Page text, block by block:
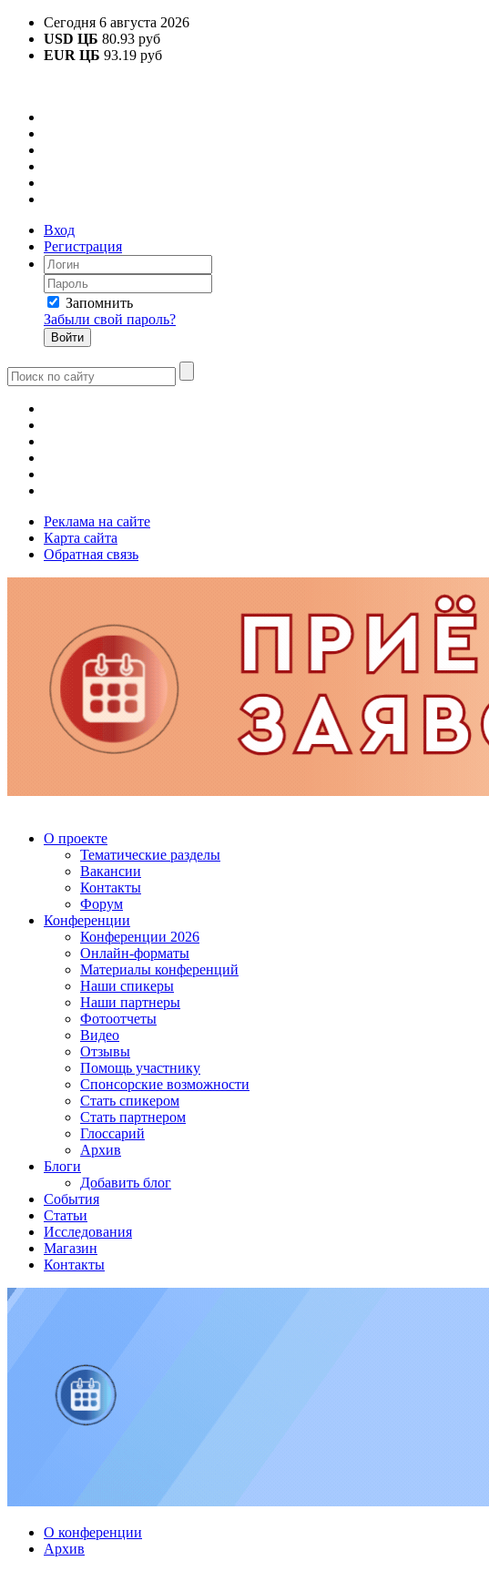
Сегодня 6 августа 2026
USD ЦБ 80.93 руб
EUR ЦБ 93.19 руб
Вход
Регистрация
Запомнить
Забыли свой пароль?
Реклама на сайте
Карта сайта
Обратная связь
О проекте
Тематические разделы
Вакансии
Контакты
Форум
Конференции
Конференции 2026
Онлайн-форматы
Материалы конференций
Наши спикеры
Наши партнеры
Фотоотчеты
Видео
Отзывы
Помощь участнику
Спонсорские возможности
Стать спикером
Стать партнером
Глоссарий
Архив
Блоги
Добавить блог
События
Статьи
Исследования
Магазин
Контакты
О конференции
Архив